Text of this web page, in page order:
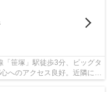
笹塚」駅徒歩3分、ビッグタ
へのアクセス良好。近隣にコ